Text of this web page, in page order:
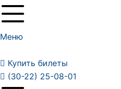
Меню
Купить билеты
(30-22) 25-08-01